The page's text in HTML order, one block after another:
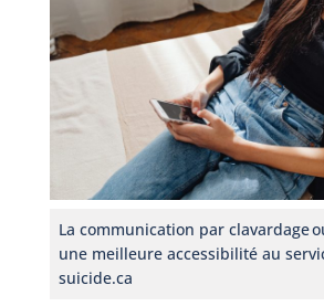
La communication par clavardage
une meilleure accessibilité au
suicide.ca